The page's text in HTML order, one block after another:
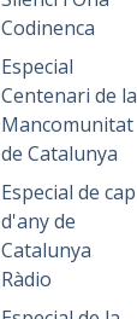
Codinenca
Especial
Centenari de la
Mancomunitat
de Catalunya
Especial de cap
d'any de
Catalunya
Ràdio